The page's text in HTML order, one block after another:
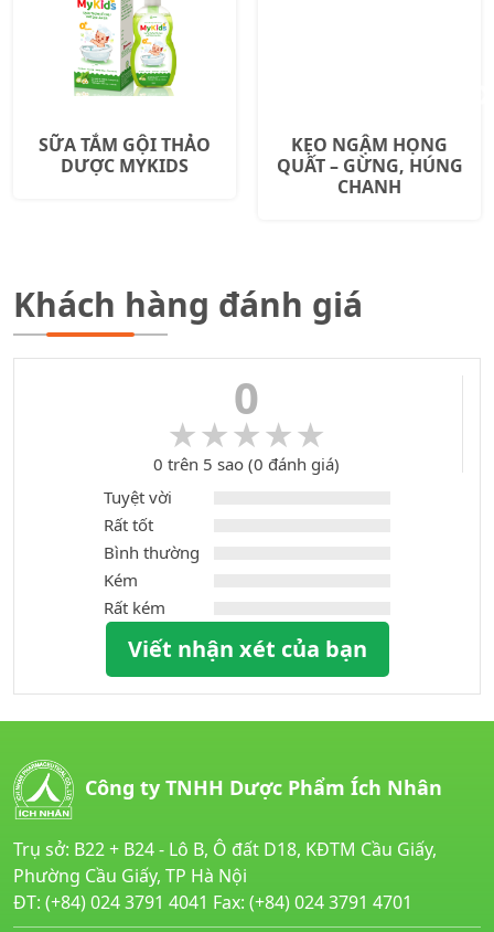
SỮA TẮM GỘI THẢO
DƯỢC MYKIDS
KẸO NGẬM HỌNG
QUẤT – GỪNG, HÚNG
CHANH
Khách hàng đánh giá
0
★★★★★
★★★★★
0 trên 5 sao (0 đánh giá)
Tuyệt vời
Rất tốt
Bình thường
Kém
Rất kém
Viết nhận xét của bạn
Công ty TNHH Dược Phẩm Ích Nhân
Trụ sở: B22 + B24 - Lô B, Ô đất D18, KĐTM Cầu Giấy,
Phường Cầu Giấy, TP Hà Nội
ĐT: (+84) 024 3791 4041 Fax: (+84) 024 3791 4701